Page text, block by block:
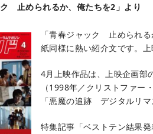
止められるか、俺たちを2」より
「青春ジャック 止められ
紙同様に熱い紹介文です。
4月上映作品は、上映企画部
（1998年／クリストファ
「悪魔の追跡 デジタルリマ
特集記事「ベストテン結果